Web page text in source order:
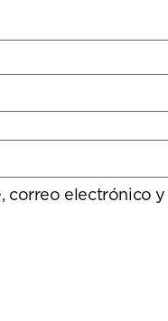
correo electrónico